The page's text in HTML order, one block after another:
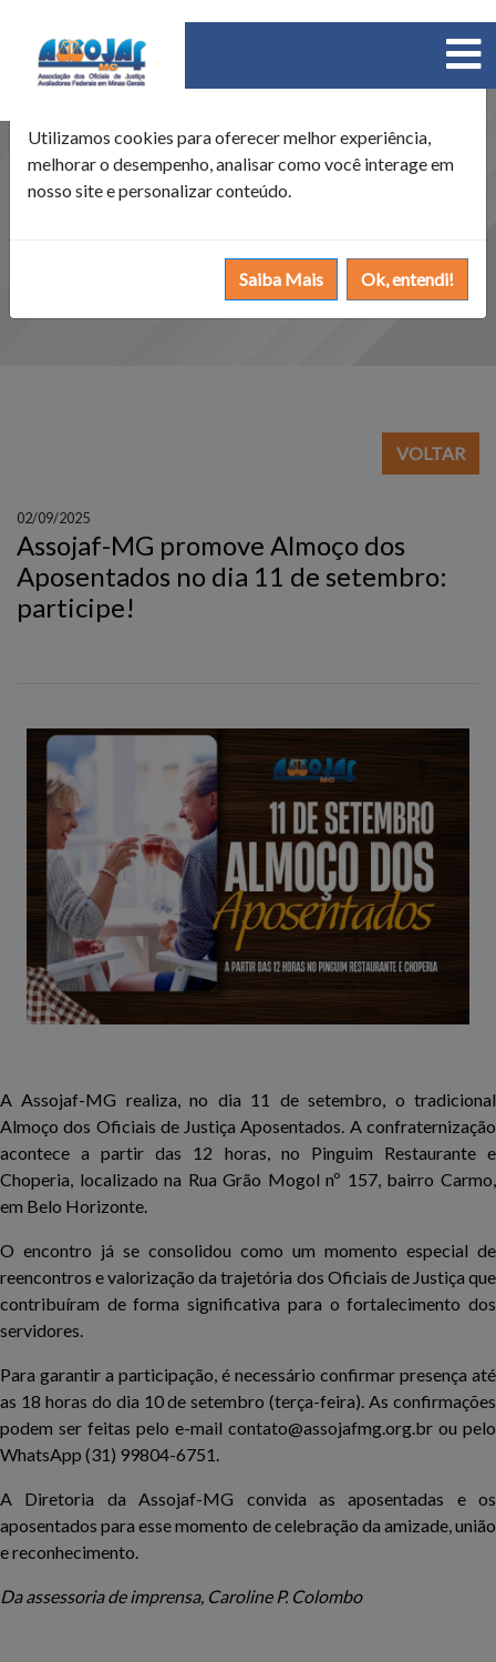
VOLTAR
02/09/2025
Assojaf-MG promove Almoço dos
Aposentados no dia 11 de setembro:
participe!
A Assojaf-MG realiza, no dia 11 de setembro, o tradicional
Almoço dos Oficiais de Justiça Aposentados. A confraternização
acontece a partir das 12 horas, no Pinguim Restaurante e
Choperia, localizado na Rua Grão Mogol nº 157, bairro Carmo,
em Belo Horizonte.
O encontro já se consolidou como um momento especial de
reencontros e valorização da trajetória dos Oficiais de Justiça que
contribuíram de forma significativa para o fortalecimento dos
servidores.
Para garantir a participação, é necessário confirmar presença até
as 18 horas do dia 10 de setembro (terça-feira). As confirmações
podem ser feitas pelo e-mail contato@assojafmg.org.br ou pelo
WhatsApp (31) 99804-6751.
A Diretoria da Assojaf-MG convida as aposentadas e os
aposentados para esse momento de celebração da amizade, união
e reconhecimento.
Da assessoria de imprensa, Caroline P. Colombo
Política de Cookies ×
Utilizamos cookies para oferecer melhor experiência,
melhorar o desempenho, analisar como você interage em
nosso site e personalizar conteúdo.
Saiba Mais Ok, entendi!